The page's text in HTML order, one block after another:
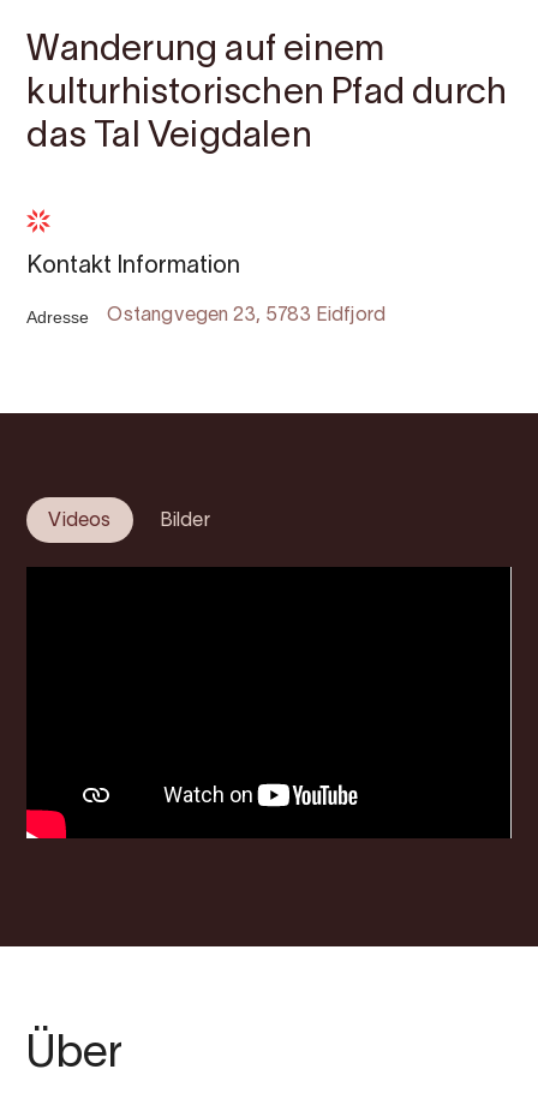
Wanderung auf einem
kulturhistorischen Pfad durch
das Tal Veigdalen
Kontakt Information
Adresse Ostangvegen 23, 5783 Eidfjord
Videos Bilder
Über